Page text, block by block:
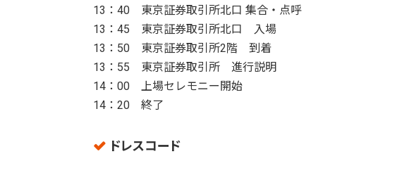
13：40 東京証券取引所北口 集合・点呼
13：45 東京証券取引所北口 入場
13：50 東京証券取引所2階 到着
13：55 東京証券取引所 進行説明
14：00 上場セレモニー開始
14：20 終了
ドレスコード